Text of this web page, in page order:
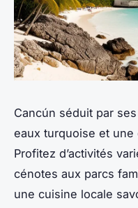
Cancún séduit par
eaux turquoise et
Profitez d’activités
cénotes aux parcs
une cuisine locale